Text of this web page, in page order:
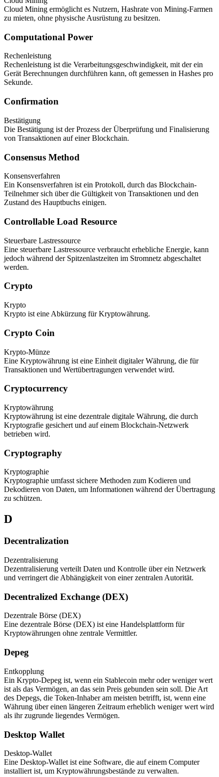
Cloud Mining ermöglicht es Nutzern, Hashrate von Mining-Farmen
zu mieten, ohne physische Ausrüstung zu besitzen.
Computational Power
Rechenleistung
Rechenleistung ist die Verarbeitungsgeschwindigkeit, mit der ein
Gerät Berechnungen durchführen kann, oft gemessen in Hashes pro
Sekunde.
Confirmation
Bestätigung
Die Bestätigung ist der Prozess der Überprüfung und Finalisierung
von Transaktionen auf einer Blockchain.
Consensus Method
Konsensverfahren
Ein Konsensverfahren ist ein Protokoll, durch das Blockchain-
Teilnehmer sich über die Gültigkeit von Transaktionen und den
Zustand des Hauptbuchs einigen.
Controllable Load Resource
Steuerbare Lastressource
Eine steuerbare Lastressource verbraucht erhebliche Energie, kann
jedoch während der Spitzenlastzeiten im Stromnetz abgeschaltet
werden.
Crypto
Krypto
Krypto ist eine Abkürzung für Kryptowährung.
Crypto Coin
Krypto-Münze
Eine Kryptowährung ist eine Einheit digitaler Währung, die für
Transaktionen und Wertübertragungen verwendet wird.
Cryptocurrency
Kryptowährung
Kryptowährung ist eine dezentrale digitale Währung, die durch
Kryptografie gesichert und auf einem Blockchain-Netzwerk
betrieben wird.
Cryptography
Kryptographie
Kryptographie umfasst sichere Methoden zum Kodieren und
Dekodieren von Daten, um Informationen während der Übertragung
zu schützen.
D
Decentralization
Dezentralisierung
Dezentralisierung verteilt Daten und Kontrolle über ein Netzwerk
und verringert die Abhängigkeit von einer zentralen Autorität.
Decentralized Exchange (DEX)
Dezentrale Börse (DEX)
Eine dezentrale Börse (DEX) ist eine Handelsplattform für
Kryptowährungen ohne zentrale Vermittler.
Depeg
Entkopplung
Ein Krypto-Depeg ist, wenn ein Stablecoin mehr oder weniger wert
ist als das Vermögen, an das sein Preis gebunden sein soll. Die Art
des Depegs, die Token-Inhaber am meisten betrifft, ist, wenn eine
Währung über einen längeren Zeitraum erheblich weniger wert wird
als ihr zugrunde liegendes Vermögen.
Desktop Wallet
Desktop-Wallet
Eine Desktop-Wallet ist eine Software, die auf einem Computer
installiert ist, um Kryptowährungsbestände zu verwalten.